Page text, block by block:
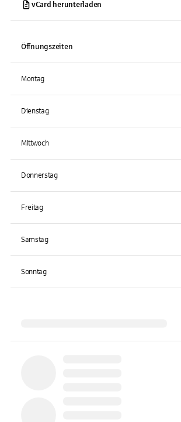
vCard herunterladen
Öffnungszeiten
Montag
Dienstag
Mittwoch
Donnerstag
Freitag
Samstag
Sonntag